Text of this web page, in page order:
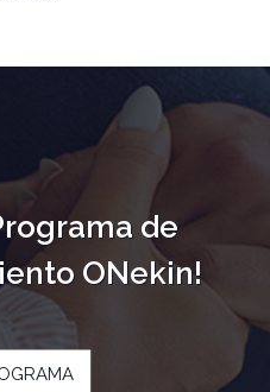
de
ONekin!